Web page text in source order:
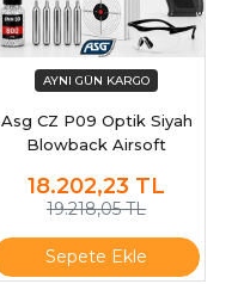
Asg CZ P09 Optik Siyah
Blowback Airsoft
18.202,23 TL
19.218,05 TL
Sepete Ekle